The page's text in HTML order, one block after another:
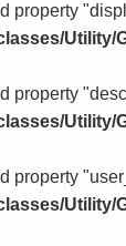
property
Utility/
property
Utility/
property
Utility/